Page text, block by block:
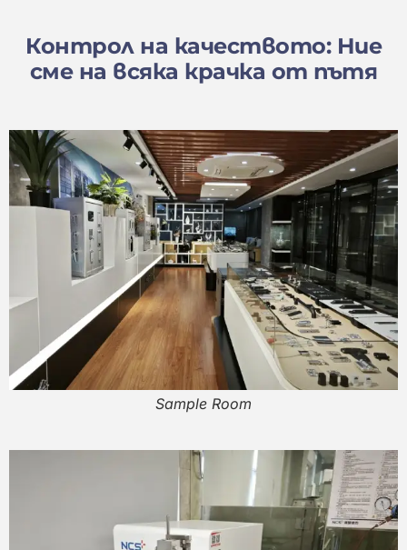
Контрол на качеството: Ние
сме на всяка крачка от пътя
Sample Room